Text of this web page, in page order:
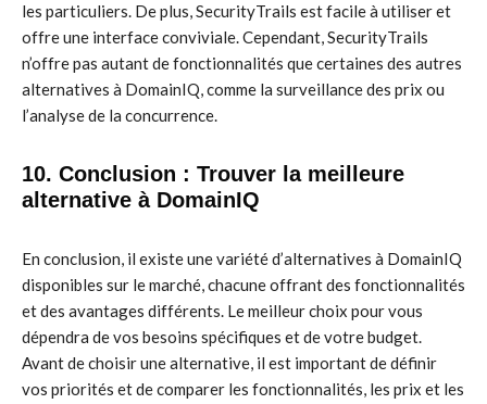
les particuliers. De plus, SecurityTrails est facile à utiliser et
offre une interface conviviale. Cependant, SecurityTrails
n’offre pas autant de fonctionnalités que certaines des autres
alternatives à DomainIQ, comme la surveillance des prix ou
l’analyse de la concurrence.
10. Conclusion : Trouver la meilleure
alternative à DomainIQ
En conclusion, il existe une variété d’alternatives à DomainIQ
disponibles sur le marché, chacune offrant des fonctionnalités
et des avantages différents. Le meilleur choix pour vous
dépendra de vos besoins spécifiques et de votre budget.
Avant de choisir une alternative, il est important de définir
vos priorités et de comparer les fonctionnalités, les prix et les